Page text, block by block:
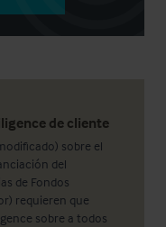
de cliente
sobre el
del
de Fondos
requieren que
sobre a todos